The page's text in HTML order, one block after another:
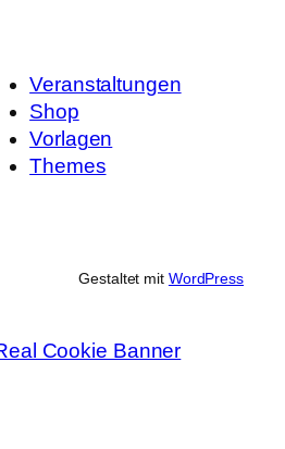
Veranstaltungen
Shop
Vorlagen
Themes
Gestaltet mit WordPress
Cookie Banner